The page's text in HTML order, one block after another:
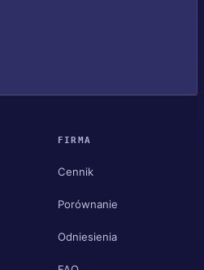
FIRMA
Cennik
Porównanie
Odniesienia